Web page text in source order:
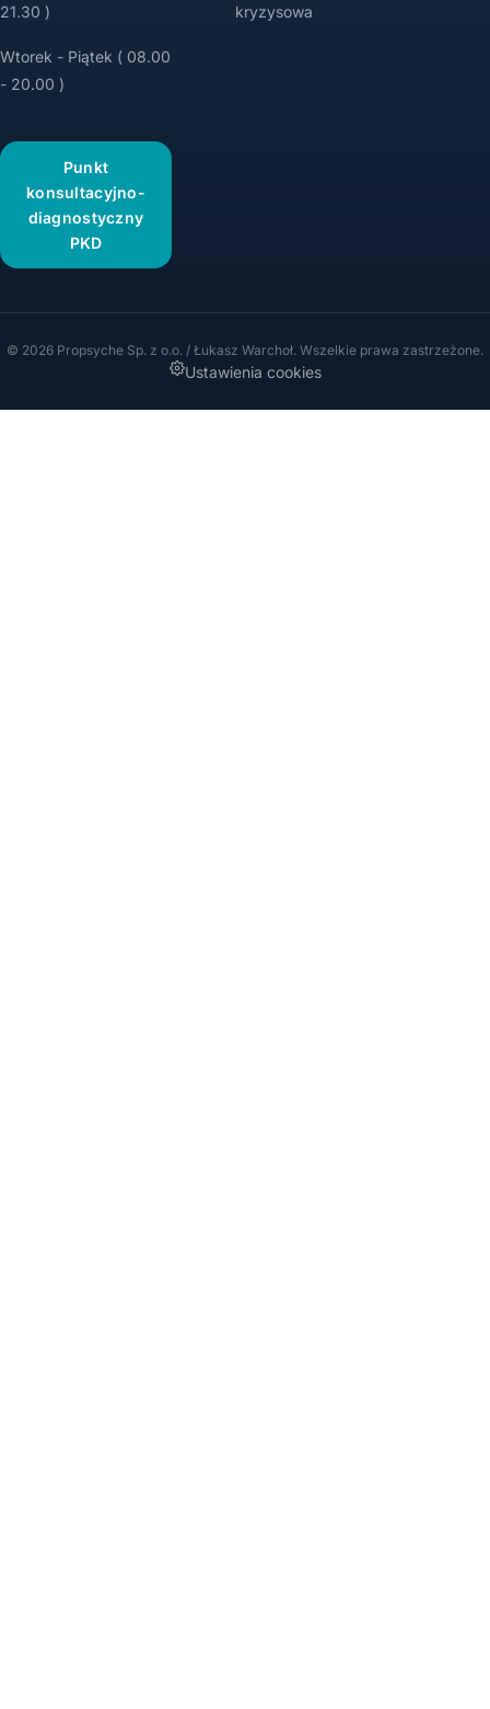
21.30 )
Wtorek - Piątek ( 08.00
- 20.00 )
Punkt
konsultacyjno-
diagnostyczny
PKD
kryzysowa
© 2026 Propsyche Sp. z o.o. / Łukasz Warchoł. Wszelkie prawa zastrzeżone.
Ustawienia cookies